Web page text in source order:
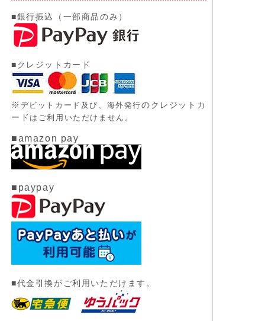
■銀行振込（一部商品のみ）
■クレジットカード
※ デビットカード及び、 海外発行のクレジットカ
ード はご利用いただけません。
■amazon pay
■paypay
■代金引換がご利用いただけます。